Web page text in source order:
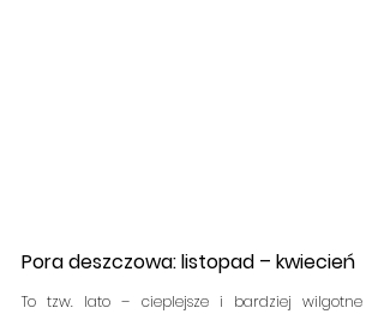
Pora deszczowa: listopad – kwiecień
To tzw. lato – cieplejsze i bardziej wilgotne